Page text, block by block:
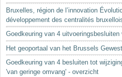
Bruxelles, région de l’innovation
développement des centralités
Goedkeuring van 4
Het geoportaal van het Brussels Gewest
Goedkeuring van 4 besluiten tot
'van geringe omvang' - overzicht